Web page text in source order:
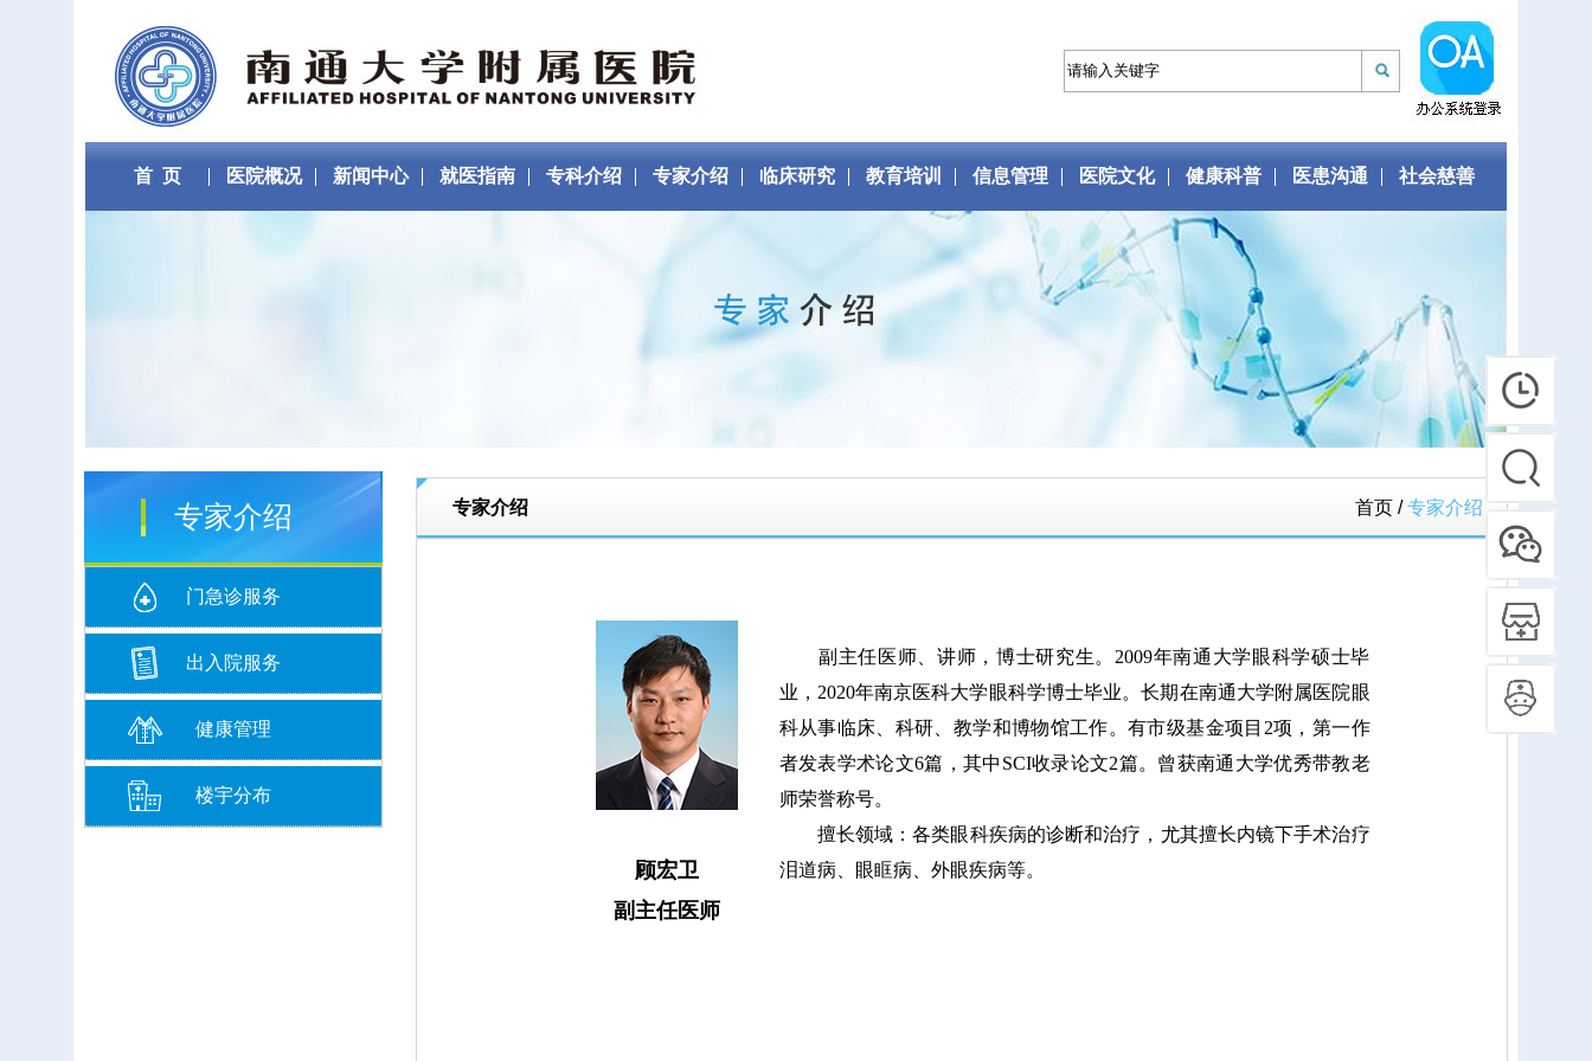
首 页 医院概况 新闻中心 就医指南 专科介绍 专家介绍 临床研究 教育培训 信息管理 医院文化 健康科普 医患沟通 社会慈善
专家介绍
门急诊服务
出入院服务
健康管理
楼宇分布
专家介绍 首页 /专家介绍
顾宏卫
副主任医师
副主任医师、讲师，博士研究生。2009年南通大学眼科学硕士毕
业，2020年南京医科大学眼科学博士毕业。长期在南通大学附属医院眼
科从事临床、科研、教学和博物馆工作。有市级基金项目2项，第一作
者发表学术论文6篇，其中SCI收录论文2篇。曾获南通大学优秀带教老
师荣誉称号。
擅长领域：各类眼科疾病的诊断和治疗，尤其擅长内镜下手术治疗
泪道病、眼眶病、外眼疾病等。